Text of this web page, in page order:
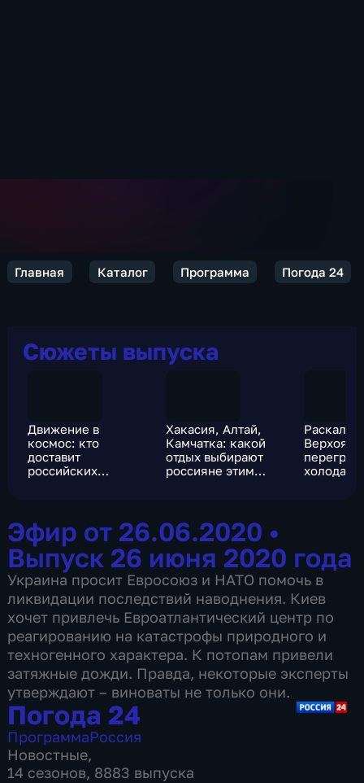
Главная Каталог Программа Погода 24
Сюжеты выпуска
Движение в
космос: кто
доставит
российских
Хакасия, Алтай,
Камчатка: какой
отдых выбирают
россияне этим
холода?
Эфир от 26.06.2020 •
Выпуск 26 июня 2020 года
Украина просит Евросоюз и НАТО помочь в
ликвидации последствий наводнения. Киев
хочет привлечь Евроатлантический центр по
реагированию на катастрофы природного и
техногенного характера. К потопам привели
затяжные дожди. Правда, некоторые эксперты
утверждают – виноваты не только они.
Погода 24
ПрограммаРоссия
Новостные,
14 сезонов, 8883 выпуска